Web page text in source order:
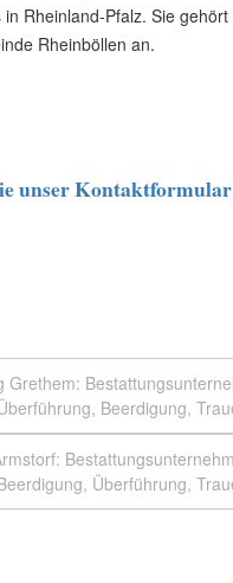
in Rheinland-Pfalz. Sie
Rheinböllen an.
unser
Grethem:
Beerdigung,
Überführung,